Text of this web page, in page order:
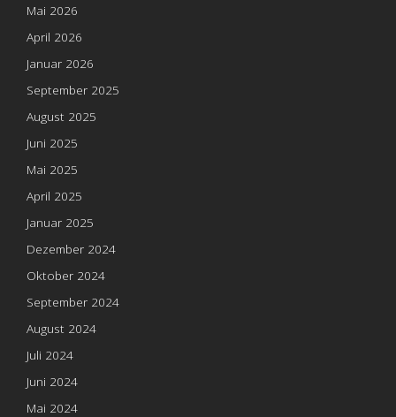
Mai 2026
April 2026
Januar 2026
September 2025
August 2025
Juni 2025
Mai 2025
April 2025
Januar 2025
Dezember 2024
Oktober 2024
September 2024
August 2024
Juli 2024
Juni 2024
Mai 2024